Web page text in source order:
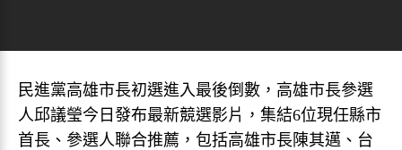
民進黨高雄市長初選進入最後倒數，高雄市長參選
人邱議瑩今日發布最新競選影片，集結6位現任縣市
首長、參選人聯合推薦，包括高雄市長陳其邁、台